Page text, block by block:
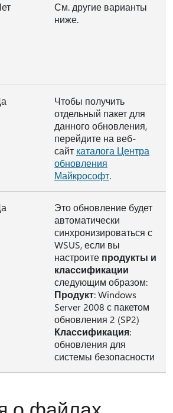
См. другие варианты
ниже.
Чтобы получить
отдельный пакет для
данного обновления,
перейдите на веб-
сайт каталога Центра
обновления
Майкрософт.
Это обновление будет
автоматически
синхронизироваться с
WSUS, если вы
настроите продукты и
классификации
следующим образом:
Продукт: Windows
Server 2008 с пакетом
обновления 2 (SP2)
Классификация:
обновления для
системы безопасности